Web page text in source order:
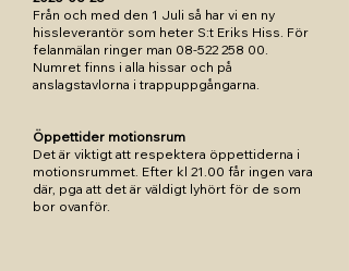
Från och med den 1 Juli så har vi en ny
hissleverantör som heter S:t Eriks Hiss. För
felanmälan ringer man 08-522 258 00.
Numret finns i alla hissar och på
anslagstavlorna i trappuppgångarna.
Öppettider motionsrum
Det är viktigt att respektera öppettiderna i
motionsrummet. Efter kl 21.00 får ingen vara
där, pga att det är väldigt lyhört för de som
bor ovanför.